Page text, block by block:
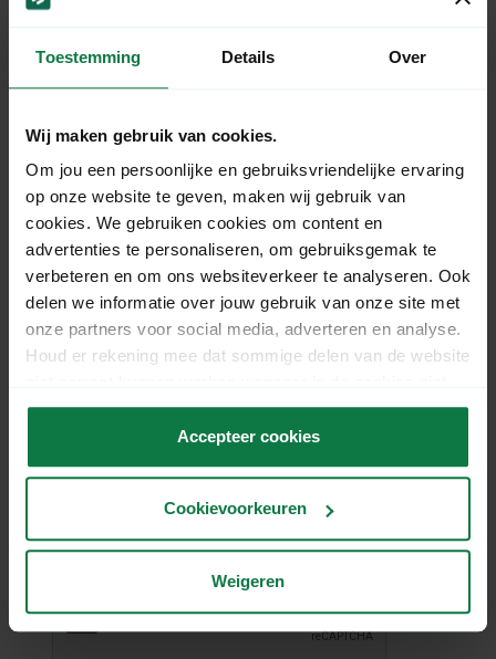
Toestemming Details Over
Wij maken gebruik van cookies.
Om jou een persoonlijke en gebruiksvriendelijke ervaring
op onze website te geven, maken wij gebruik van
cookies. We gebruiken cookies om content en
advertenties te personaliseren, om gebruiksgemak te
verbeteren en om ons websiteverkeer te analyseren. Ook
delen we informatie over jouw gebruik van onze site met
onze partners voor social media, adverteren en analyse.
Houd er rekening mee dat sommige delen van de website
accepteert.
Accepteer cookies
Cookievoorkeuren
Weigeren
Zakelijk e-mailadres*
Telefoon
Opmerkingen
Toestemming
Ik ga ermee akkoord dat er in de toekomst
contact met mij kan worden opgenomen per
mail of telefoon.
CAPTCHA